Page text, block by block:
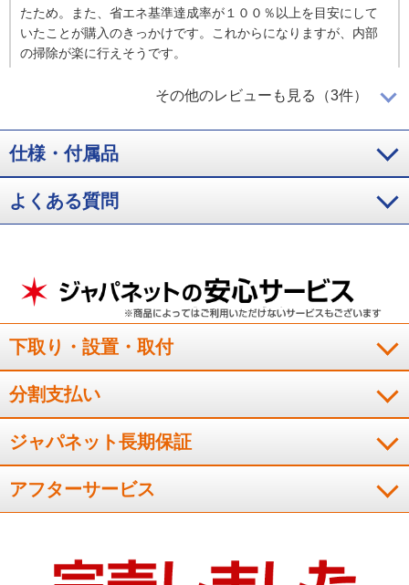
たため。また、省エネ基準達成率が１００％以上を目安にして
いたことが購入のきっかけです。これからになりますが、内部
の掃除が楽に行えそうです。
ル－バ－等を自分で掃除できる
う少し様子をみます。
（埼玉県50代M.Y様）
音が静かで、お掃除機能がついているの
もよい
やっぱりエアコンはゼネラルが上等です。壊れないし、安心感
があります。音も静かでいいです。お掃除機能がついている
と、エアコンクリ－ニング料金が高くつくので、掃除機能なし
がお得だと思います。
（長崎県50代F.M様）
音が静か
その他のレビューも見る（3件）
仕様・付属品
よくある質問
下取り・設置・取付
分割支払い
ジャパネット長期保証
アフターサービス